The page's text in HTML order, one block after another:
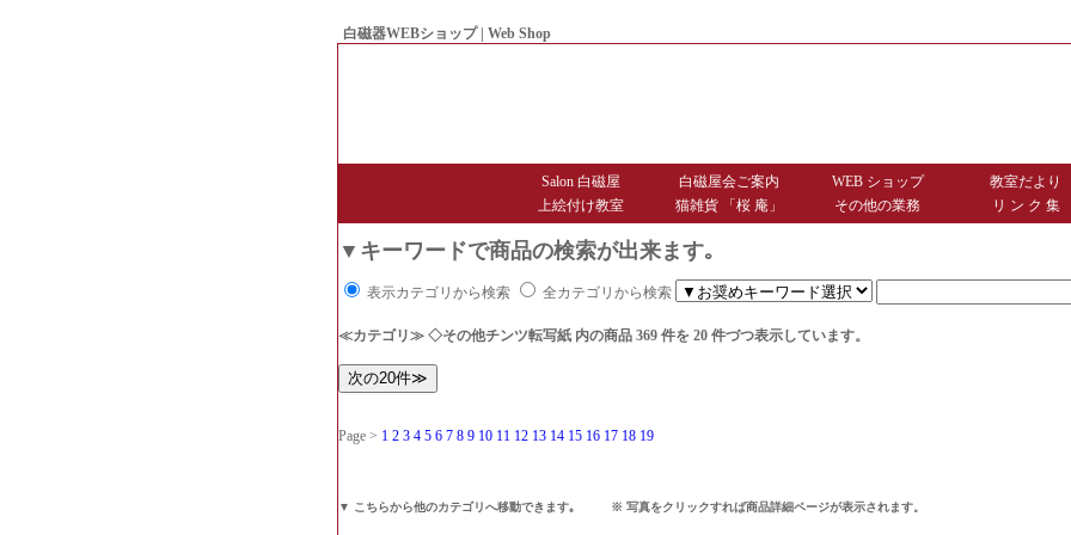
白磁器WEBショップ | Web Shop
Salon 白磁屋 白磁屋会ご案内 WEB ショップ
教室だより
上絵付け教室
猫雑貨 「桜 庵」 その他の業務 リ ン ク 集
▼キーワードで商品の検索が出来ます｡
表示カテゴリから検索 全カテゴリから検索
≪カテゴリ≫ ◇その他チンツ転写紙 内の商品 369 件を 20 件づつ表示しています。
Page > 1 2 3 4 5 6 7 8 9 10 11 12 13 14 15 16 17 18 19
▼ こちらから他のカテゴリへ移動できます｡ ※ 写真をクリックすれば商品詳細ページが表示されます。